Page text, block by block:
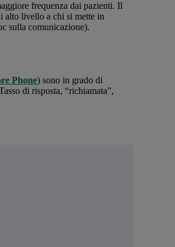
frequenza dai pazienti. Il
alto livello a chi si mette in
sulla comunicazione).
Phone) sono in grado di
di risposta, “richiamata”,